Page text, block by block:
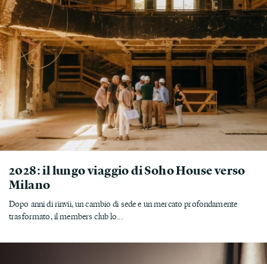
2028: il lungo viaggio di Soho House verso
Milano
Dopo anni di rinvii, un cambio di sede e un mercato profondamente
trasformato, il members club lo...